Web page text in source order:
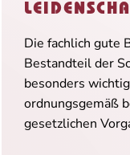
Die fachlich gute
Bestandteil der
besonders
ordnungsgemäß
gesetzlichen